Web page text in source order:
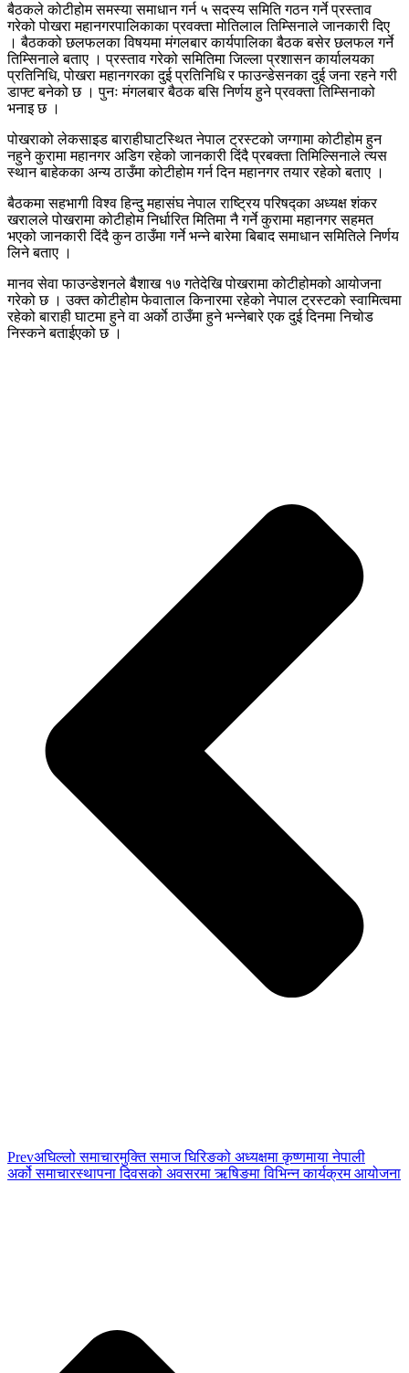
बैठकले कोटीहोम समस्या समाधान गर्न ५ सदस्य समिति गठन गर्ने प्रस्ताव
गरेको पोखरा महानगरपालिकाका प्रवक्ता मोतिलाल तिम्सिनाले जानकारी दिए
। बैठकको छलफलका विषयमा मंगलबार कार्यपालिका बैठक बसेर छलफल गर्ने
तिम्सिनाले बताए । प्रस्ताव गरेको समितिमा जिल्ला प्रशासन कार्यालयका
प्रतिनिधि, पोखरा महानगरका दुई प्रतिनिधि र फाउन्डेसनका दुई जना रहने गरी
डाफ्ट बनेको छ । पुनः मंगलबार बैठक बसि निर्णय हुने प्रवक्ता तिम्सिनाको
भनाइ छ ।
पोखराको लेकसाइड बाराहीघाटस्थित नेपाल ट्रस्टको जग्गामा कोटीहोम हुन
नहुने कुरामा महानगर अडिग रहेको जानकारी दिंदै प्रबक्ता तिमिल्सिनाले त्यस
स्थान बाहेकका अन्य ठाउँमा कोटीहोम गर्न दिन महानगर तयार रहेको बताए ।
बैठकमा सहभागी विश्व हिन्दु महासंघ नेपाल राष्ट्रिय परिषद्का अध्यक्ष शंकर
खरालले पोखरामा कोटीहोम निर्धारित मितिमा नै गर्ने कुरामा महानगर सहमत
भएको जानकारी दिंदै कुन ठाउँमा गर्ने भन्ने बारेमा बिबाद समाधान समितिले निर्णय
लिने बताए ।
मानव सेवा फाउन्डेशनले बैशाख १७ गतेदेखि पोखरामा कोटीहोमको आयोजना
गरेको छ । उक्त कोटीहोम फेवाताल किनारमा रहेको नेपाल ट्रस्टको स्वामित्वमा
रहेको बाराही घाटमा हुने वा अर्काे ठाउँमा हुने भन्नेबारे एक दुई दिनमा निचोड
निस्कने बताईएको छ ।
Prevअघिल्लो समाचारमुक्ति समाज घिरिङको अध्यक्षमा कृष्णमाया नेपाली
अर्को समाचारस्थापना दिवसको अवसरमा ऋषिङमा विभिन्न कार्यक्रम आयोजना